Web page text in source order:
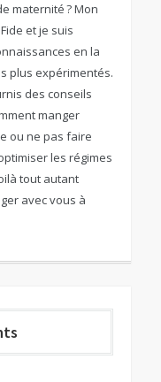
maternité ? Mon
et je suis
en la
plus expérimentés.
des conseils
manger
ou ne pas faire
les régimes
tout autant
avec vous à